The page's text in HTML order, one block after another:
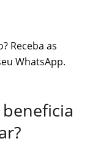
Receba as
WhatsApp.